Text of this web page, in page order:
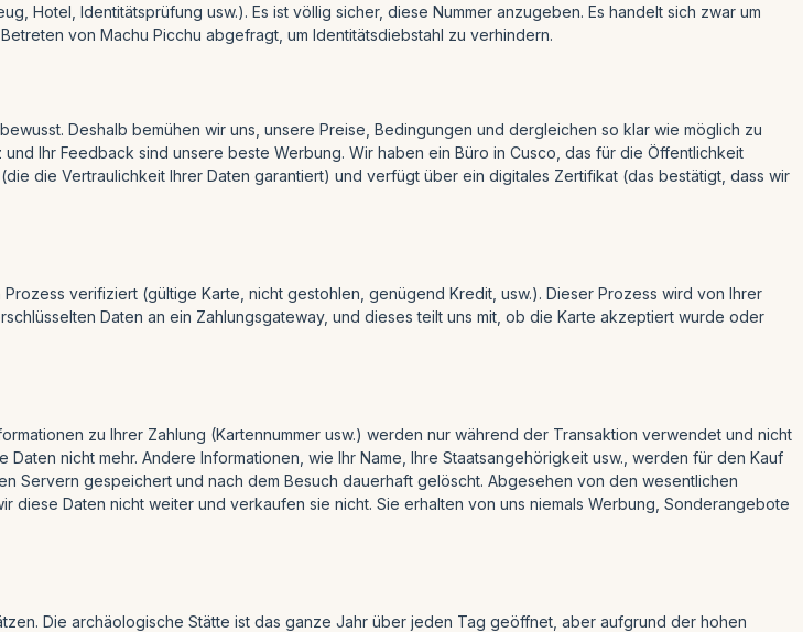
Hotel, Identitätsprüfung usw.). Es ist völlig sicher, diese Nummer anzugeben. Es handelt sich zwar um
von Machu Picchu abgefragt, um Identitätsdiebstahl zu verhindern.
Deshalb bemühen wir uns, unsere Preise, Bedingungen und dergleichen so klar wie möglich zu
Ihr Feedback sind unsere beste Werbung. Wir haben ein Büro in Cusco, das für die Öffentlichkeit
die Vertraulichkeit Ihrer Daten garantiert) und verfügt über ein digitales Zertifikat (das bestätigt, dass wir
verifiziert (gültige Karte, nicht gestohlen, genügend Kredit, usw.). Dieser Prozess wird von Ihrer
Daten an ein Zahlungsgateway, und dieses teilt uns mit, ob die Karte akzeptiert wurde oder
zu Ihrer Zahlung (Kartennummer usw.) werden nur während der Transaktion verwendet und nicht
nicht mehr. Andere Informationen, wie Ihr Name, Ihre Staatsangehörigkeit usw., werden für den Kauf
Servern gespeichert und nach dem Besuch dauerhaft gelöscht. Abgesehen von den wesentlichen
Daten nicht weiter und verkaufen sie nicht. Sie erhalten von uns niemals Werbung, Sonderangebote
Die archäologische Stätte ist das ganze Jahr über jeden Tag geöffnet, aber aufgrund der hohen